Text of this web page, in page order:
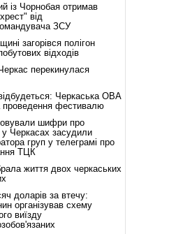
із Чорнобая отримав
від
ЗСУ
загорівся полігон
відходів
перекинулася
Черкаська ОВА
проведення фестивалю
шифри про
Черкасах засудили
груп у телеграмі про
ТЦК
життя двох черкаських
доларів за втечу:
організував схему
виїзду